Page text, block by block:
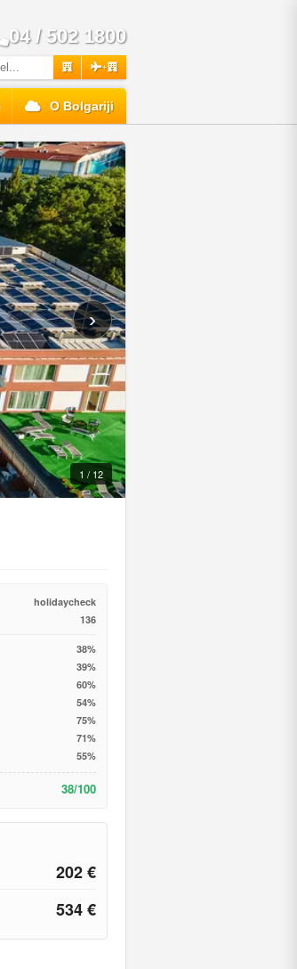
04 / 502 1800
+
O Bolgariji
›
1 / 12
holidaycheck
136
38%
39%
60%
54%
75%
71%
55%
38/100
202 €
534 €